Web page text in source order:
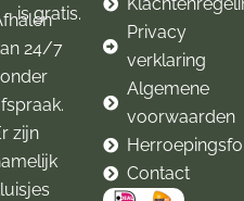
is gratis.
24/7
zijn
Privacy
verklaring
Algemene
voorwaarden
Contact